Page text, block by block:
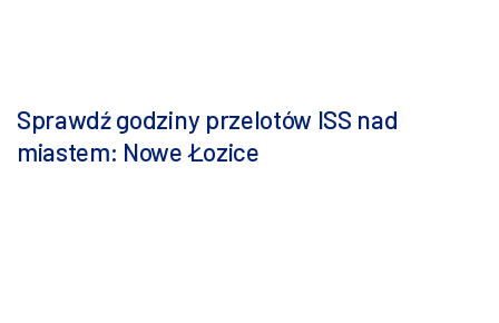
Sprawdź godziny przelotów ISS nad
miastem: Nowe Łozice